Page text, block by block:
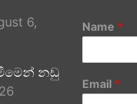
6,
නඩු
Name *
Email *